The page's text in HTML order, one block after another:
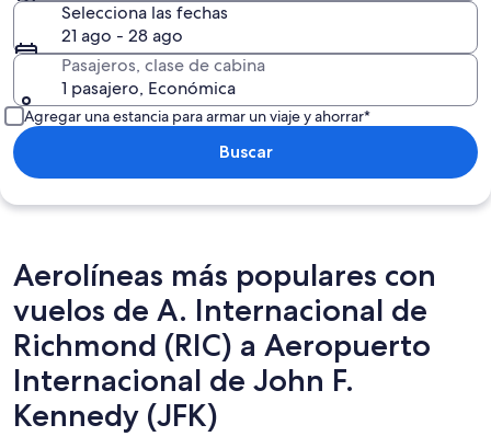
Selecciona las fechas
21 ago - 28 ago
Pasajeros, clase de cabina
1 pasajero, Económica
Agregar una estancia para armar un viaje y ahorrar*
Buscar
Aerolíneas más populares con
vuelos de A. Internacional de
Richmond (RIC) a Aeropuerto
Internacional de John F.
Kennedy (JFK)